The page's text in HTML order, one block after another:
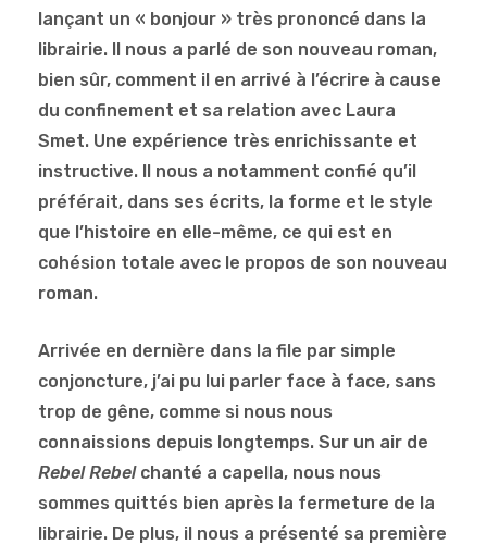
lançant un « bonjour » très prononcé dans la
librairie. Il nous a parlé de son nouveau roman,
bien sûr, comment il en arrivé à l’écrire à cause
du confinement et sa relation avec Laura
Smet. Une expérience très enrichissante et
instructive. Il nous a notamment confié qu’il
préférait, dans ses écrits, la forme et le style
que l’histoire en elle-même, ce qui est en
cohésion totale avec le propos de son nouveau
roman.
Arrivée en dernière dans la file par simple
conjoncture, j’ai pu lui parler face à face, sans
trop de gêne, comme si nous nous
connaissions depuis longtemps. Sur un air de
Rebel Rebel chanté a capella, nous nous
sommes quittés bien après la fermeture de la
librairie. De plus, il nous a présenté sa première